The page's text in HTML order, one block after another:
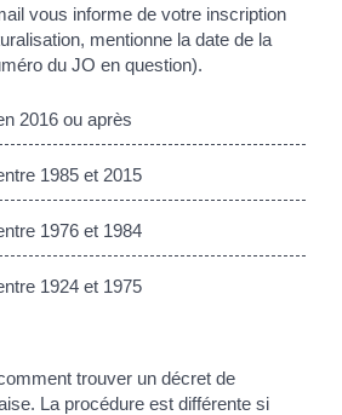
vous informe de votre inscription
mentionne la date de la
du JO en question).
2016 ou après
1985 et 2015
1976 et 1984
1924 et 1975
trouver un décret de
La procédure est différente si